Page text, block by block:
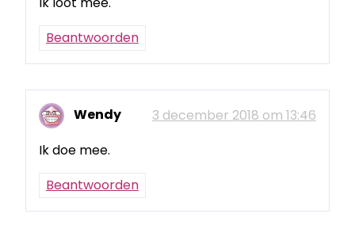
Beantwoorden
Wendy
3 december 2018 om 13:46
Ik doe mee.
Beantwoorden